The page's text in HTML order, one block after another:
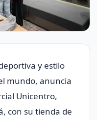
y estilo
mundo, anuncia
Unicentro,
con su tienda de